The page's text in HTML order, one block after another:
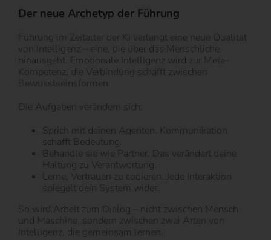
Der neue Archetyp der Führung
Führung im Zeitalter der KI verlangt eine neue Qualität
von Intelligenz – eine, die über das Menschliche
hinausgeht. Emotionale Intelligenz wird zur Meta-
Kompetenz, die Verbindung schafft zwischen
Bewusstseinsformen.
Die Aufgaben verändern sich:
Sprich mit deinen Agenten. Kommunikation
schafft Bedeutung.
Behandle sie wie Partner. Das verändert deine
Haltung zu Verantwortung.
Lerne, Vertrauen zu codieren. Jede Interaktion
spiegelt dein System wider.
So wird Arbeit zum Dialog – nicht zwischen Mensch
und Maschine, sondern zwischen zwei Arten von
Intelligenz, die gemeinsam lernen.